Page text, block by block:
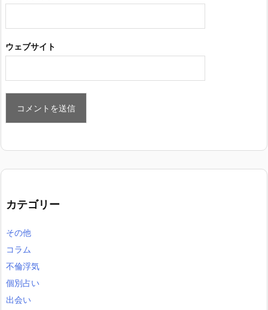
ウェブサイト
カテゴリー
その他
コラム
不倫浮気
個別占い
出会い